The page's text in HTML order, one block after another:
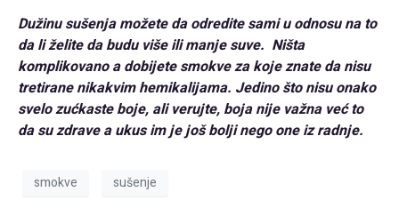
Dužinu sušenja možete da odredite sami u odnosu na to
da li želite da budu više ili manje suve. Ništa
komplikovano a dobijete smokve za koje znate da nisu
tretirane nikakvim hemikalijama. Jedino što nisu onako
svelo zućkaste boje, ali verujte, boja nije važna već to
da su zdrave a ukus im je još bolji nego one iz radnje.
smokve sušenje